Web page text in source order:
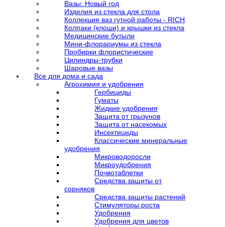
Вазы: Новый год
Изделия из стекла для стола
Коллекция ваз гутной работы - RICH
Колпаки (клоши) и крышки из стекла
Медицинские бутыли
Мини-флорариумы из стекла
Пробирки флористические
Цилиндры-трубки
Шаровые вазы
Все для дома и сада
Агрохимия и удобрения
Гербициды
Гуматы
Жидкие удобрения
Защита от грызунов
Защита от насекомых
Инсектициды
Классические минеральные
удобрения
Микроводоросли
Микроудобрения
Почвотаблетки
Средства защиты от
сорняков
Средства защиты растений
Стимуляторы роста
Удобрения
Удобрения для цветов